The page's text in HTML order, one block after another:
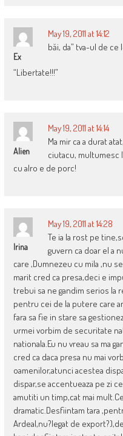
Ex
May 19, 2011 at 14:12
băi, da” tva-ul de
“Libertate!!!”
Alien
May 19, 2011 at 14:14
Ma mir ca a durat
ciutacu, multumesc
cu alro e de porc!
Irina
May 19, 2011 at 14:28
Te ia la rost pe
guvern ca doar el a
care ,Dumnezeu cu mila ,nu
marit cred ca presa,deci e
trebui sa ne gandim serios
pentru cei de la putere care
fara sa fie in stare sa
urmei vorbim de securitate
nationala.Eu nu vreau sa ma
cred ca daca presa nu mai
oamenilor,atunci acestea
dispar,se accentueaza pe zi
amutiti un timp,cat mai
dramatic.Desfiintam tara
Ardeal,nu?legat de